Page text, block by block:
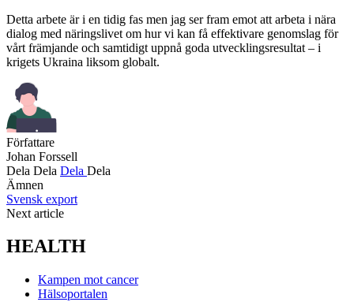
Detta arbete är i en tidig fas men jag ser fram emot att arbeta i nära
dialog med näringslivet om hur vi kan få effektivare genomslag för
vårt främjande och samtidigt uppnå goda utvecklingsresultat – i
krigets Ukraina liksom globalt.
Författare
Johan Forssell
Dela Dela Dela Dela
Ämnen
Svensk export
Next article
HEALTH
Kampen mot cancer
Hälsoportalen